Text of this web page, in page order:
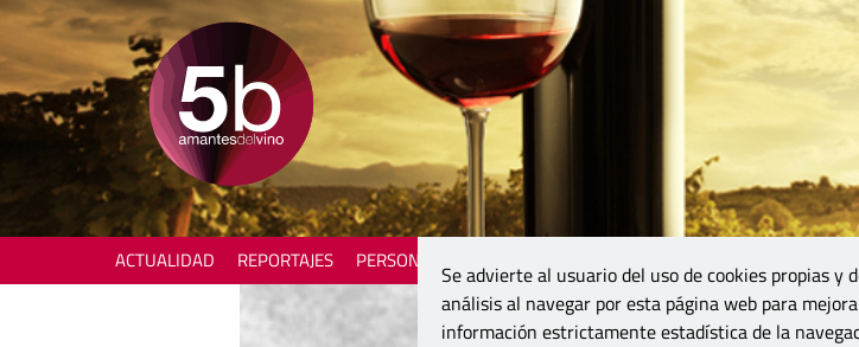
ACTUALIDAD REPORTAJES PERSONAJES
Se advierte al usuario del uso de cookies propias y
análisis al navegar por esta página web para
información estrictamente estadística de la